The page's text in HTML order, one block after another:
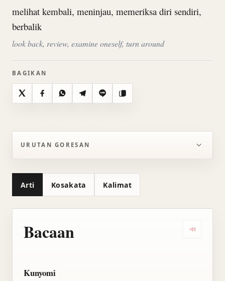
melihat kembali, meninjau, memeriksa diri sendiri,
berbalik
look back, review, examine oneself, turn around
BAGIKAN
X FacebookWhatsAppTelegramLine Salin
URUTAN GORESAN
Arti Kosakata Kalimat
Bacaan
Kunyomi